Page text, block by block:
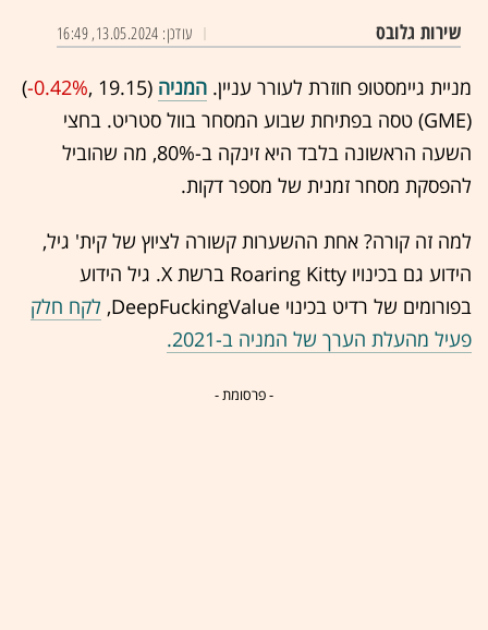
שירות גלובס עודכן: 13.05.2024, 16:49
מניית גיימסטופ חוזרת לעורר עניין. המניה (19.15 ,‎
-0.42%
‏)
(GME) טסה בפתיחת שבוע המסחר בוול סטריט. בחצי
השעה הראשונה בלבד היא זינקה ב-80%, מה שהוביל
להפסקת מסחר זמנית של מספר דקות.
למה זה קורה? אחת ההשערות קשורה לציוץ של קית' גיל,
הידוע גם בכינויו Roaring Kitty ברשת X. גיל הידוע
בפורומים של רדיט בכינוי DeepFuckingValue,
לקח חלק
פעיל מהעלת הערך של המניה ב-2021.
- פרסומת -